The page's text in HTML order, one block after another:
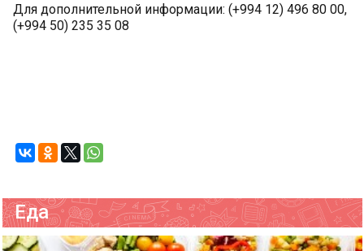
Для дополнительной информации: (+994 12) 496 80 00,
(+994 50) 235 35 08
Еда